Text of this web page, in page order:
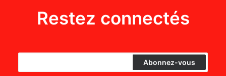
Restez connectés